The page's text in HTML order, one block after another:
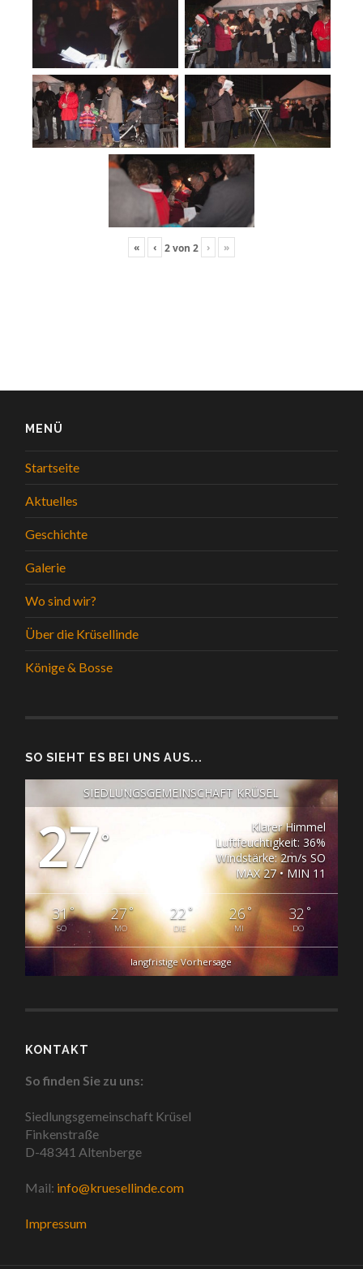
« ‹ 2von 2 › »
MENÜ
Startseite
Aktuelles
Geschichte
Galerie
Wo sind wir?
Über die Krüsellinde
Könige & Bosse
SO SIEHT ES BEI UNS AUS...
SIEDLUNGSGEMEINSCHAFT KRÜSEL
27°
Klarer Himmel
Luftfeuchtigkeit: 36%
Windstärke: 2m/s SO
MAX 27 • MIN 11
31°
SO
27°
MO
22 °
DIE
26°
MI
32 °
DO
langfristige Vorhersage
KONTAKT
So finden Sie zu uns:
Siedlungsgemeinschaft Krüsel
Finkenstraße
D-48341 Altenberge
Mail: info@kruesellinde.com
Impressum